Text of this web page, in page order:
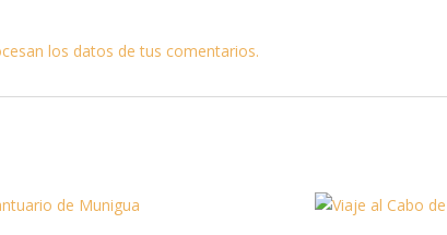
los datos de tus comentarios.